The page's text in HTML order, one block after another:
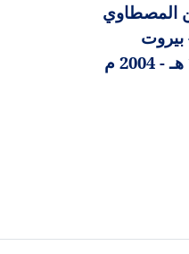
المصطاوي
بيروت